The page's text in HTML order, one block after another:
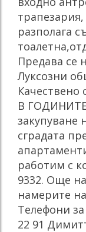
разполага
Предава се
Луксозни
Качествено
В
закупуване
сградата
работим с
9332. Още
намерите
Телефони за
22 91